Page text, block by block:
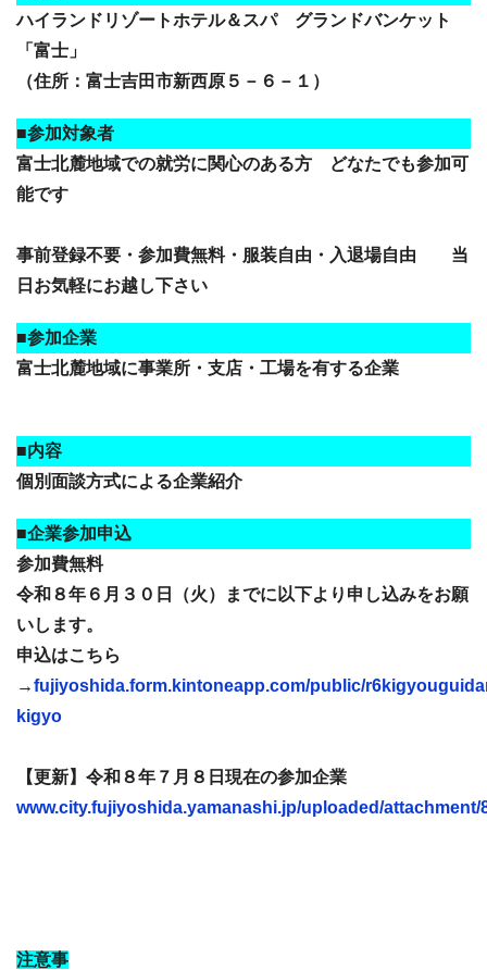
ハイランドリゾートホテル＆スパ グランドバンケット
「富士」
（住所：富士吉田市新西原５－６－１）
■参加対象者
富士北麓地域での就労に関心のある方 どなたでも参加可
能です
事前登録不要・参加費無料・服装自由・入退場自由 当
日お気軽にお越し下さい
■参加企業
富士北麓地域に事業所・支店・工場を有する企業
■内容
個別面談方式による企業紹介
■企業参加申込
参加費無料
令和８年６月３０日（火）までに以下より申し込みをお願
いします。
申込はこちら
→fujiyoshida.form.kintoneapp.com/public/
kigyo
【更新】令和８年７月８日現在の参加企業
www.city.fujiyoshida.yamanashi.jp/uploaded/attachment/
注意事